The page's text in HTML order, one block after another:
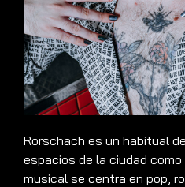
Rorschach es un habitual
espacios de la ciudad
musical se centra en pop,